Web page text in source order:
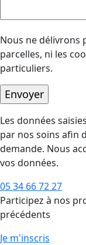
Nous ne délivrons
parcelles, ni les
particuliers.
Les données
par nos soins afin
demande. Nous
vos données.
05 34 66 72 27
Participez à nos
précédents
Je m'inscris